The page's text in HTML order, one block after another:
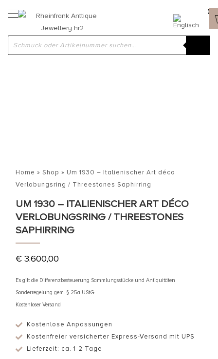
Home » Shop » Um 1930 – Italienischer Art déco
Verlobungsring / Threestones Saphirring
UM 1930 – ITALIENISCHER ART DÉCO
VERLOBUNGSRING / THREESTONES
SAPHIRRING
€ 3.600,00
Es gilt die Differenzbesteuerung Sammlungsstücke und Antiquitäten
Sonderregelung gem. § 25a UStG
Kostenloser Versand
Kostenlose Anpassungen
Kostenfreier versicherter Express-Versand mit UPS
Lieferzeit: ca. 1-2 Tage